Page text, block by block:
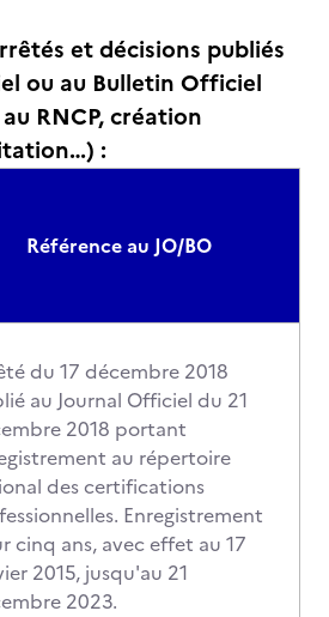
et décisions publiés
ou au Bulletin Officiel
RNCP, création
:
Référence au JO/BO
du 17 décembre 2018
au Journal Officiel du 21
2018 portant
au répertoire
des certifications
Enregistrement
cinq ans, avec effet au 17
2015, jusqu'au 21
2023.